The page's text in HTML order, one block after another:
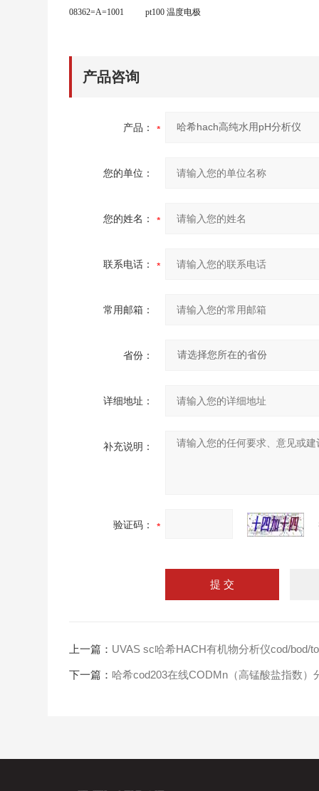
08362=A=1001 pt100 温度电极
产品咨询
产品：
您的单位：
您的姓名：
联系电话：
常用邮箱：
省份：
详细地址：
补充说明：
验证码：
上一篇： UVAS sc哈希HACH有机物分析仪cod/bod/
下一篇： 哈希cod203在线CODMn（高锰酸盐指数）